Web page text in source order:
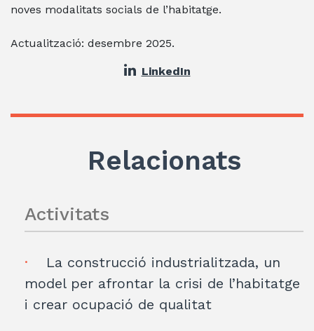
noves modalitats socials de l’habitatge.
Actualització: desembre 2025.
LinkedIn
Relacionats
Activitats
La construcció industrialitzada, un
model per afrontar la crisi de l’habitatge
i crear ocupació de qualitat